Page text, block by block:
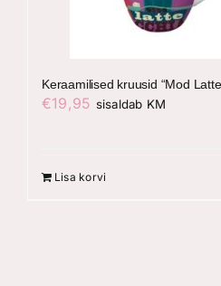
Keraamilised kruusid “Mod
€19,95 sisaldab KM
Lisa korvi